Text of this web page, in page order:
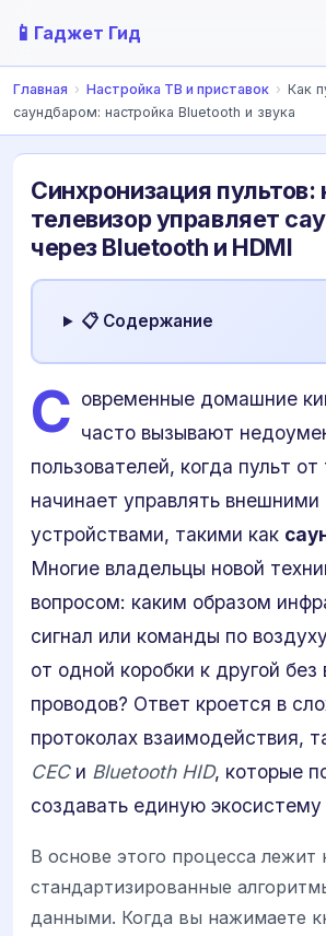
📱 Гаджет Гид
Главная › Настройка ТВ и приставок › Как
саундбаром: настройка Bluetooth и звука
Синхронизация пультов:
телевизор управляет
через Bluetooth и HDMI
📋 Содержание
С овременные домашние
часто вызывают
пользователей, когда пульт от
начинает управлять внешними
устройствами, такими как
Многие владельцы новой
вопросом: каким образом
сигнал или команды по
от одной коробки к другой
проводов? Ответ кроется в
протоколах взаимодействия,
CECи Bluetooth HID, которые
создавать единую экосистему
В основе этого процесса лежит
стандартизированные
данными. Когда вы нажимаете